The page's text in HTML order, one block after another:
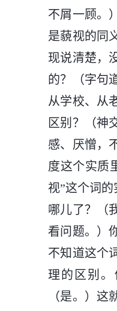
不屑一顾。
是藐视的同
现说清楚，
的？（字句
从学校、从
区别？（神
感、厌憎，
度这个实质
视”这个词
哪儿了？（
看问题。）
不知道这个
理的区别。
（是。）